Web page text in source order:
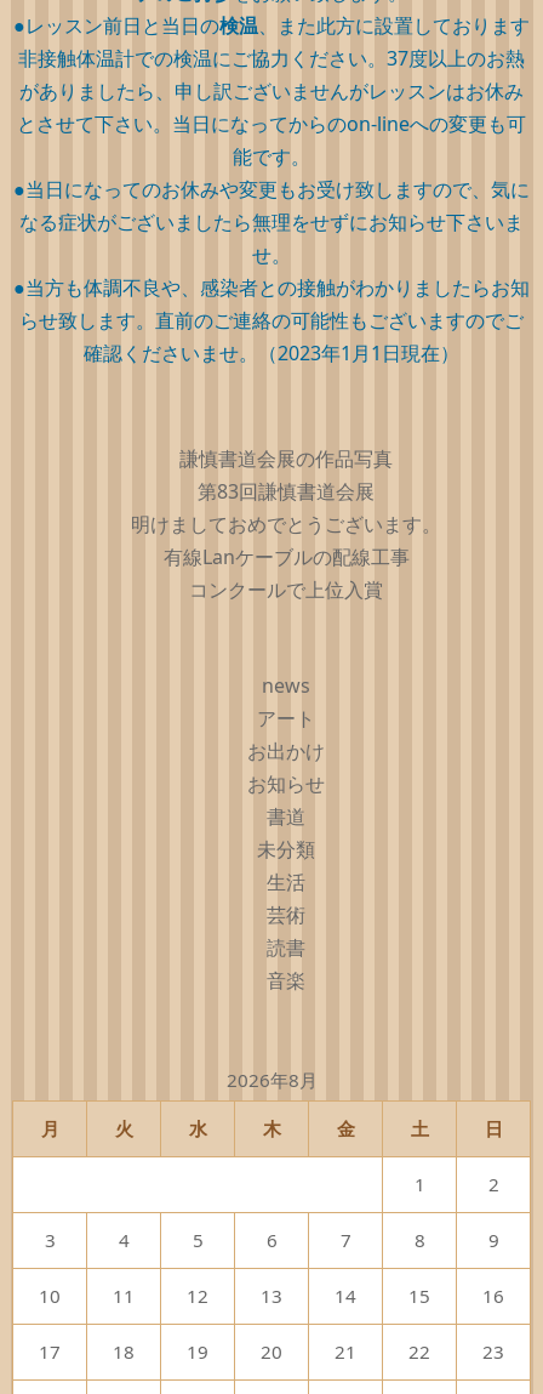
●レッスン前日と当日の検温、また此方に設置しております
非接触体温計での検温にご協力ください。37度以上のお熱
がありましたら、申し訳ございませんがレッスンはお休み
とさせて下さい。当日になってからのon-lineへの変更も可
能です。
●当日になってのお休みや変更もお受け致しますので、気に
なる症状がございましたら無理をせずにお知らせ下さいま
せ。
●当方も体調不良や、感染者との接触がわかりましたらお知
らせ致します。直前のご連絡の可能性もございますのでご
確認くださいませ。（2023年1月1日現在）
謙慎書道会展の作品写真
第83回謙慎書道会展
明けましておめでとうございます。
有線Lanケーブルの配線工事
コンクールで上位入賞
news
アート
お出かけ
お知らせ
書道
未分類
生活
芸術
読書
音楽
2026年8月
月 火 水 木 金 土 日
1 2
3 4 5 6 7 8 9
10 11 12 13 14 15 16
17 18 19 20 21 22 23